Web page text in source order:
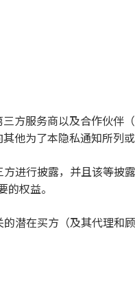
方服务商以及合作伙
他为了本隐私通知所列
进行披露，并且该等
权益。
潜在买方（及其代理